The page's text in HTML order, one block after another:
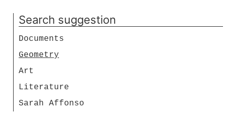
Search suggestion
Documents
Geometry
Art
Literature
Sarah Affonso